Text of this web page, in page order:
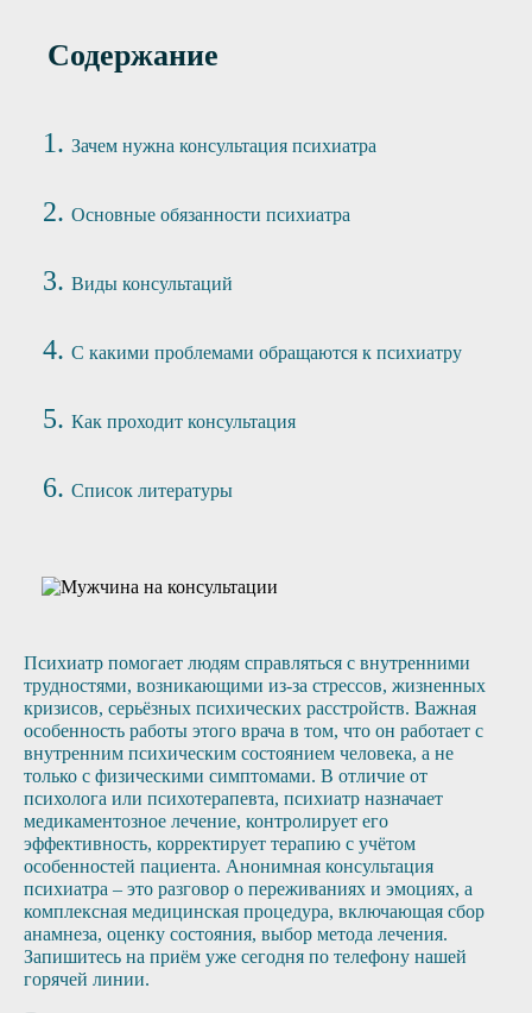
Содержание
Зачем нужна консультация психиатра
Основные обязанности психиатра
Виды консультаций
С какими проблемами обращаются к психиатру
Как проходит консультация
Список литературы
Психиатр помогает людям справляться с внутренними
трудностями, возникающими из-за стрессов, жизненных
кризисов, серьёзных психических расстройств. Важная
особенность работы этого врача в том, что он работает с
внутренним психическим состоянием человека, а не
только с физическими симптомами. В отличие от
психолога или психотерапевта, психиатр назначает
медикаментозное лечение, контролирует его
эффективность, корректирует терапию с учётом
особенностей пациента. Анонимная консультация
психиатра – это разговор о переживаниях и эмоциях, а
комплексная медицинская процедура, включающая сбор
анамнеза, оценку состояния, выбор метода лечения.
Запишитесь на приём уже сегодня по телефону нашей
горячей линии.